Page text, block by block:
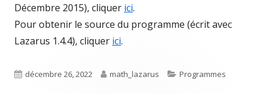
Décembre 2015), cliquer ici.
Pour obtenir le source du programme (écrit avec
Lazarus 1.4.4), cliquer ici.
Published
décembre 26, 2022 Author
math_lazarus Categories
Programmes